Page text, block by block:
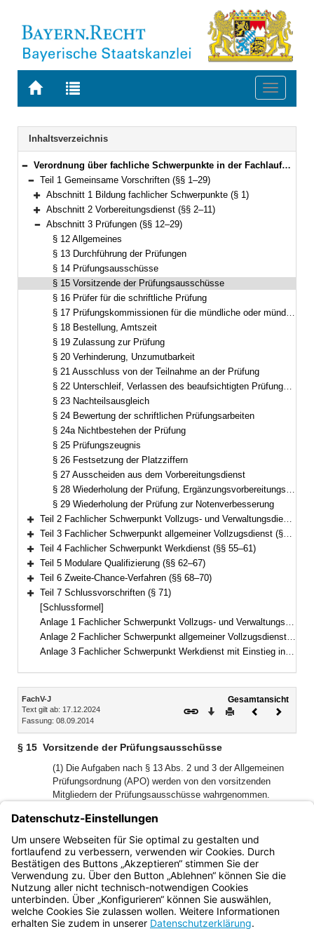
Zur
BAYERN.RECHT
Zur
letzten
Suche
Toggle
Navigation
Inhaltsverzeichnis
Bereich reduzieren
Verordnung über fachliche Schwerpunkte in der Fachlaufbahn Justiz (Fachverordnung Justiz – FachV-J) Vom 8. September 2014 (GVBl S. 417) BayRS 2038-3-3-16-J (§§ 1–71)
Bereich reduzieren
Teil 1 Gemeinsame Vorschriften (§§ 1–29)
Bereich erweitern
Abschnitt 1 Bildung fachlicher Schwerpunkte (§ 1)
Bereich erweitern
Abschnitt 2 Vorbereitungsdienst (§§ 2–11)
Bereich reduzieren
Abschnitt 3 Prüfungen (§§ 12–29)
§ 12 Allgemeines
§ 13 Durchführung der Prüfungen
§ 14 Prüfungsausschüsse
§ 15 Vorsitzende der Prüfungsausschüsse
§ 16 Prüfer für die schriftliche Prüfung
§ 17 Prüfungskommissionen für die mündliche oder mündlich-praktische Prüfung
§ 18 Bestellung, Amtszeit
§ 19 Zulassung zur Prüfung
§ 20 Verhinderung, Unzumutbarkeit
§ 21 Ausschluss von der Teilnahme an der Prüfung
§ 22 Unterschleif, Verlassen des beaufsichtigten Prüfungsbereichs, Beeinflussungsversuch
§ 23 Nachteilsausgleich
§ 24 Bewertung der schriftlichen Prüfungsarbeiten
§ 24a Nichtbestehen der Prüfung
§ 25 Prüfungszeugnis
§ 26 Festsetzung der Platzziffern
§ 27 Ausscheiden aus dem Vorbereitungsdienst
§ 28 Wiederholung der Prüfung, Ergänzungsvorbereitungsdienst
§ 29 Wiederholung der Prüfung zur Notenverbesserung
Bereich erweitern
Teil 2 Fachlicher Schwerpunkt Vollzugs- und Verwaltungsdienst (§§ 30–46)
Bereich erweitern
Teil 3 Fachlicher Schwerpunkt allgemeiner Vollzugsdienst (§§ 47–54)
Bereich erweitern
Teil 4 Fachlicher Schwerpunkt Werkdienst (§§ 55–61)
Bereich erweitern
Teil 5 Modulare Qualifizierung (§§ 62–67)
Bereich erweitern
Teil 6 Zweite-Chance-Verfahren (§§ 68–70)
Bereich erweitern
Teil 7 Schlussvorschriften (§ 71)
[Schlussformel]
Anlage 1 Fachlicher Schwerpunkt Vollzugs- und Verwaltungsdienst mit Einstieg in der zweiten Qualifikationsebene
Anlage 2 Fachlicher Schwerpunkt allgemeiner Vollzugsdienst mit Einstieg in der zweiten Qualifikationsebene
Anlage 3 Fachlicher Schwerpunkt Werkdienst mit Einstieg in der zweiten Qualifikationsebene
Inhalt
FachV-J
Text gilt ab: 17.12.2024
Fassung: 08.09.2014
Gesamtansicht
Download
DruckenVorheriges
§ 15 Vorsitzende der Prüfungsausschüsse
(1) Die Aufgaben nach § 13 Abs. 2 und 3 der Allgemeinen
Prüfungsordnung (APO) werden von den vorsitzenden
Mitgliedern der Prüfungsausschüsse wahrgenommen.
(2) Das vorsitzende Mitglied ist befugt, an Stelle des
Prüfungsausschusses unaufschiebbare Entscheidungen
allein zu treffen.2Hiervon ist der Prüfungsausschuss
alsbald in Kenntnis zu setzen.
Bayern.de
BayernPortal